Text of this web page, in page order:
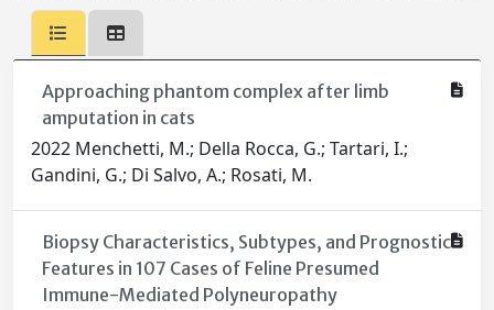
Approaching phantom complex after limb
amputation in cats
2022 Menchetti, M.; Della Rocca, G.; Tartari, I.;
Gandini, G.; Di Salvo, A.; Rosati, M.
Biopsy Characteristics, Subtypes, and Prognostic
Features in 107 Cases of Feline Presumed
Immune-Mediated Polyneuropathy